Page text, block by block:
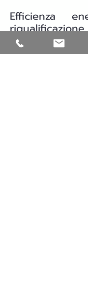
Efficienza
in Puglia
Una parte